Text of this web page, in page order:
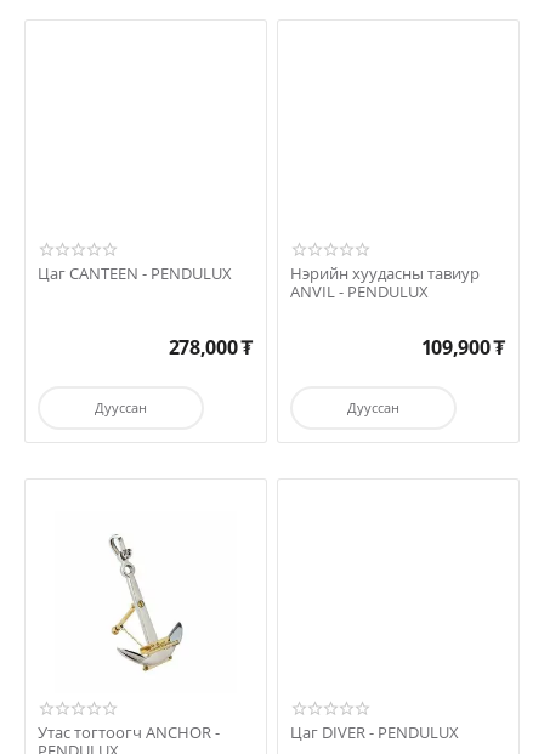
Цаг CANTEEN - PENDULUX
278,000₮
Дууссан
Нэрийн хуудасны тавиур
ANVIL - PENDULUX
109,900₮
Дууссан
Утас тогтоогч ANCHOR -
Цаг DIVER - PENDULUX